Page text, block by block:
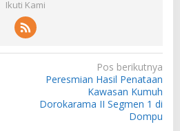
Ikuti Kami
Pos berikutnya
Peresmian Hasil Penataan
Kawasan Kumuh
Dorokarama II Segmen 1 di
Dompu